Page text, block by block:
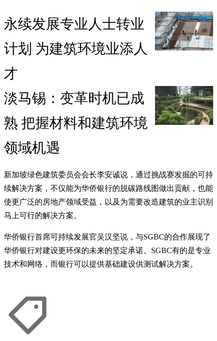
永续发展专业人士转业
计划 为建筑环境业添人
才
淡马锡：变革时机已成
熟 把握材料和建筑环境
领域机遇
新加坡绿色建筑委员会会长李安诚说，通过挑战赛发掘的可持
续解决方案，不仅能为华侨银行的脱碳路线图做出贡献，也能
使更广泛的房地产领域受益，以及为需要改造建筑的业主识别
马上可行的解决方案。
华侨银行首席可持续发展官吴汉坚说，与SGBC的合作展现了
华侨银行对建设更环保的未来的坚定承诺。SGBC有的是专业
技术和网络，而银行可以提供基础建设供测试解决方案。